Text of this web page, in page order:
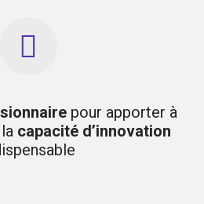
pour apporter à
capacité d’innovation